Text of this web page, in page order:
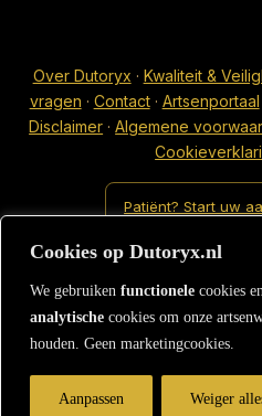
Cookies op Dutoryx.nl
We gebruiken functionele cookies
analytische cookies om onze
houden. Geen marketingcookies.
Aanpassen Weiger
Over Dutoryx · Kwaliteit &
vragen · Contact· Artsenportaal
Disclaimer ·Algemene
Patiënt? Start uw